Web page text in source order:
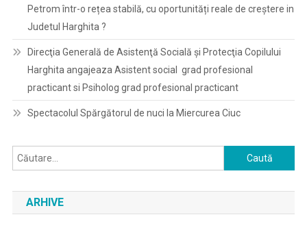
Petrom într-o rețea stabilă, cu oportunități reale de creștere in
Judetul Harghita ?
Direcţia Generală de Asistenţă Socială şi Protecţia Copilului
Harghita angajeaza Asistent social grad profesional
practicant si Psiholog grad profesional practicant
Spectacolul Spărgătorul de nuci la Miercurea Ciuc
Caută
după:
ARHIVE